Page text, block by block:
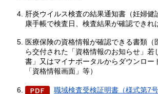
肝炎ウイルス検査の結果通知書（妊婦健
康手帳で検査日、検査結果が確認できれ
医療保険の資格情報が確認できる書類（
ら交付された「資格情報のお知らせ」若
書」又はマイナポータルからダウンロー
「資格情報画面」等）
職域検査受検証明書（様式第7